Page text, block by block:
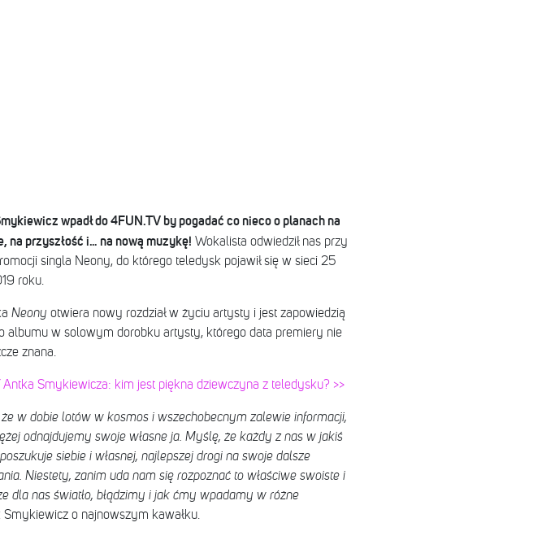
wpadł do 4FUN.TV by pogadać co nieco o planach na
na przyszłość i… na nową muzykę! Wokalista odwiedził nas przy
singla Neony, do którego teledysk pojawił się w sieci 25
roku.
Neony otwiera nowy rozdział w życiu artysty i jest zapowiedzią
albumu w solowym dorobku artysty, którego data premiery nie
znana.
Antka Smykiewicza: kim jest piękna dziewczyna z teledysku? >>
w dobie lotów w kosmos i wszechobecnym zalewie informacji,
odnajdujemy swoje własne ja. Myślę, że każdy z nas w jakiś
siebie i własnej, najlepszej drogi na swoje dalsze
Niestety, zanim uda nam się rozpoznać to właściwe swoiste i
dla nas światło, błądzimy i jak ćmy wpadamy w różne
o najnowszym kawałku.